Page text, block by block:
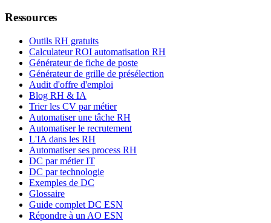
Ressources
Outils RH gratuits
Calculateur ROI automatisation RH
Générateur de fiche de poste
Générateur de grille de présélection
Audit d'offre d'emploi
Blog RH & IA
Trier les CV par métier
Automatiser une tâche RH
Automatiser le recrutement
L'IA dans les RH
Automatiser ses process RH
DC par métier IT
DC par technologie
Exemples de DC
Glossaire
Guide complet DC ESN
Répondre à un AO ESN